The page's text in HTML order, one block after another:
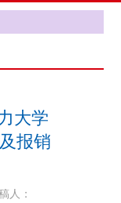
大学
报销
人：